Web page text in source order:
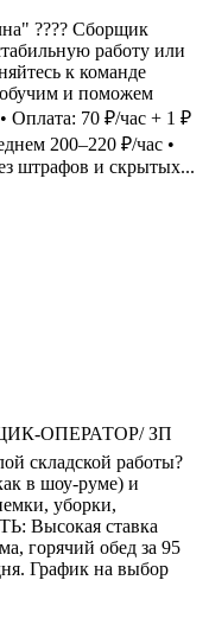
???? Сборщик
работу или
к команде
и поможем
Оплата: 70 ₽/час + 1 ₽
200–220 ₽/час •
штрафов и скрытых...
ОПЕРАТОР/ ЗП
работы?
в шоу-руме) и
уборки,
Высокая ставка
горячий обед за 95
График на выбор